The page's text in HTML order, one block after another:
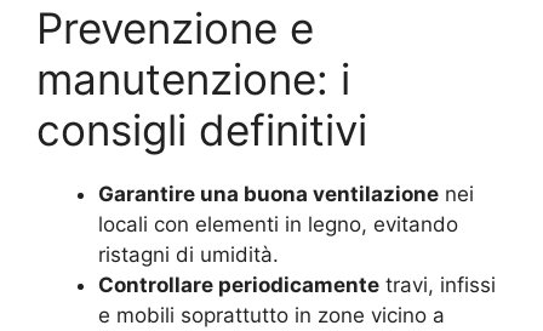
Prevenzione e
manutenzione: i
consigli definitivi
Garantire una buona ventilazione nei
locali con elementi in legno, evitando
ristagni di umidità.
Controllare periodicamente travi, infissi
e mobili soprattutto in zone vicino a